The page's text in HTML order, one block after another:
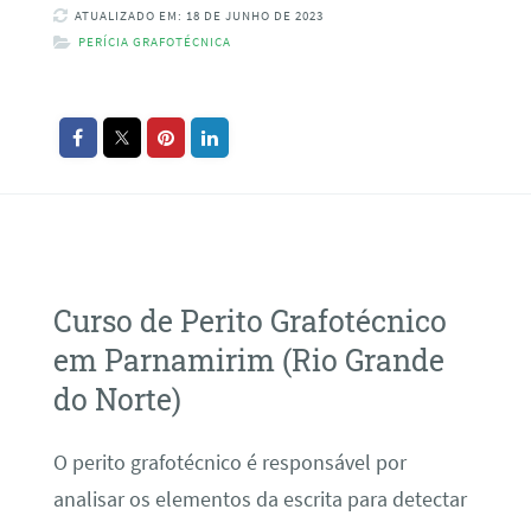
ATUALIZADO EM: 18 DE JUNHO DE 2023
PERÍCIA GRAFOTÉCNICA
Curso de Perito Grafotécnico
em Parnamirim (Rio Grande
do Norte)
O perito grafotécnico é responsável por
analisar os elementos da escrita para detectar